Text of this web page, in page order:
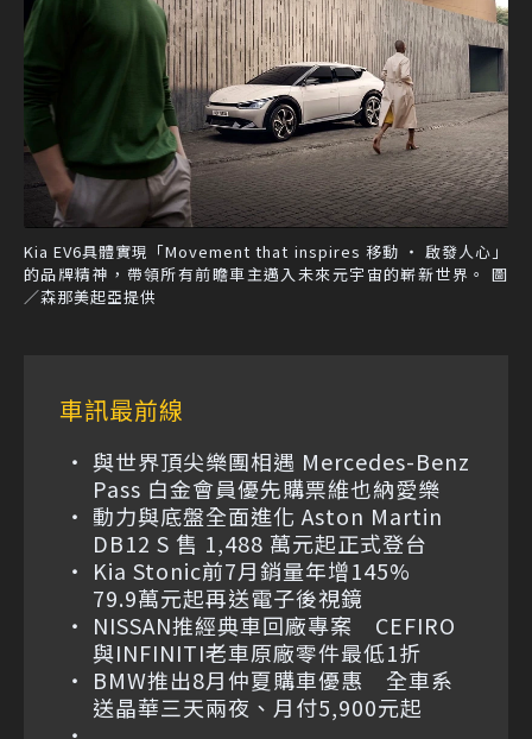
Kia EV6具體實現「Movement that inspires 移動 ‧ 啟發人心」
的品牌精神，帶領所有前瞻車主邁入未來元宇宙的嶄新世界。 圖
／森那美起亞提供
車訊最前線
與世界頂尖樂團相遇 Mercedes-Benz
Pass 白金會員優先購票維也納愛樂
動力與底盤全面進化 Aston Martin
DB12 S 售 1,488 萬元起正式登台
Kia Stonic前7月銷量年增145%
79.9萬元起再送電子後視鏡
NISSAN推經典車回廠專案 CEFIRO
與INFINITI老車原廠零件最低1折
BMW推出8月仲夏購車優惠 全車系
送晶華三天兩夜、月付5,900元起